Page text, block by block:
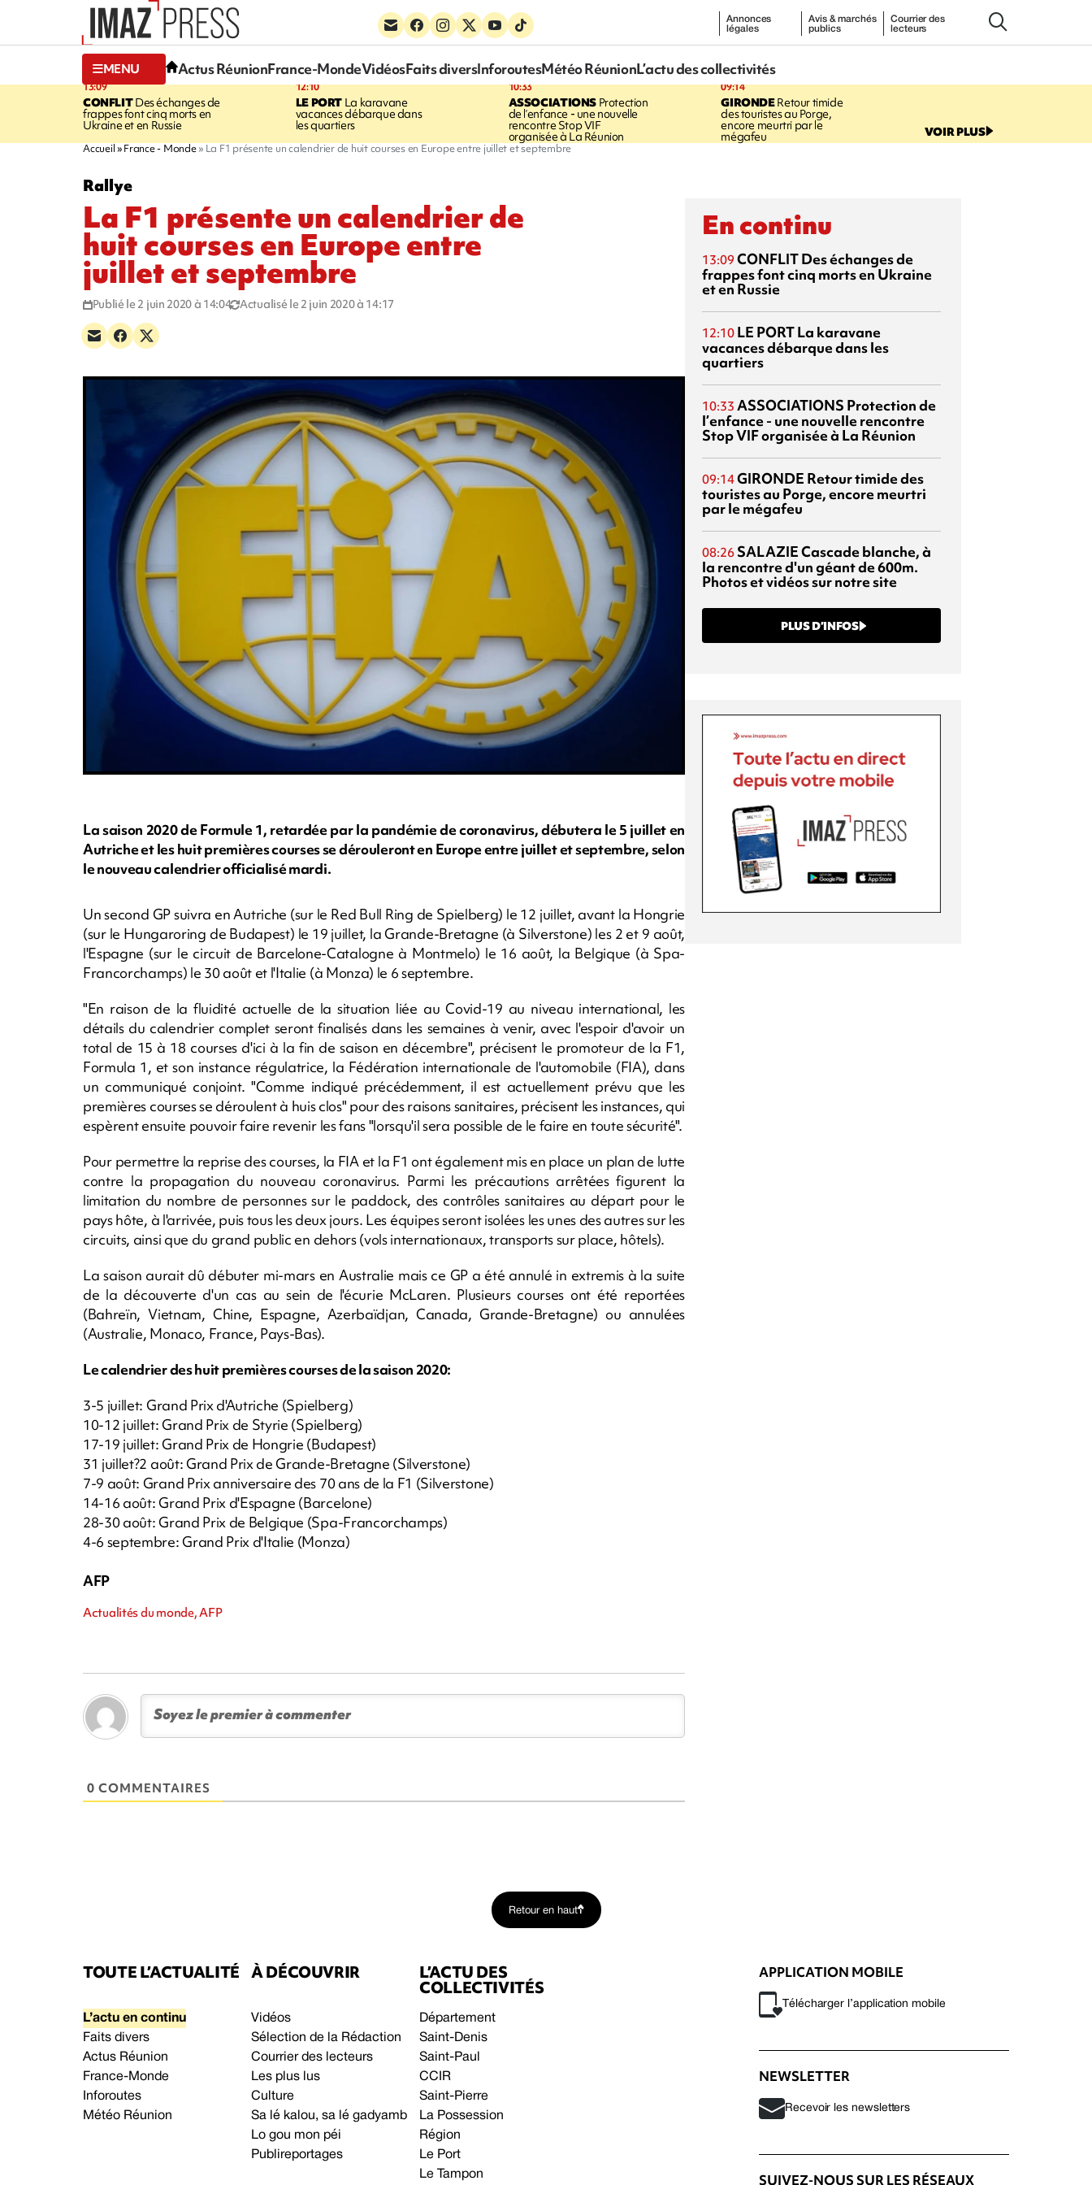
Annonces
légales
Avis & marchés
publics
Courrier des
lecteurs
MENU Actus RéunionFrance-MondeVidéosFaits diversInforoutesMétéo RéunionL’actu des collectivités
13:09
CONFLITDes échanges de
frappes font cinq morts en
Ukraine et en Russie
12:10
LE PORT La karavane
vacances débarque dans
les quartiers
10:33
ASSOCIATIONSProtection
de l’enfance - une nouvelle
rencontre Stop VIF
organisée à La Réunion
09:14
GIRONDERetour timide
des touristes au Porge,
encore meurtri par le
mégafeu VOIR PLUS
Accueil France - Monde La F1 présente un calendrier de huit courses en Europe entre juillet et septembre
Rallye
La F1 présente un calendrier de
huit courses en Europe entre
juillet et septembre
Publié le 2 juin 2020 à 14:04 Actualisé le 2 juin 2020 à 14:17
La saison 2020 de Formule 1, retardée par la pandémie de coronavirus, débutera le 5 juillet en
Autriche et les huit premières courses se dérouleront en Europe entre juillet et septembre, selon
le nouveau calendrier officialisé mardi.
Un second GP suivra en Autriche (sur le Red Bull Ring de Spielberg) le 12 juillet, avant la Hongrie
(sur le Hungaroring de Budapest) le 19 juillet, la Grande-Bretagne (à Silverstone) les 2 et 9 août,
l'Espagne (sur le circuit de Barcelone-Catalogne à Montmelo) le 16 août, la Belgique (à Spa-
Francorchamps) le 30 août et l'Italie (à Monza) le 6 septembre.
"En raison de la fluidité actuelle de la situation liée au Covid-19 au niveau international, les
détails du calendrier complet seront finalisés dans les semaines à venir, avec l'espoir d'avoir un
total de 15 à 18 courses d'ici à la fin de saison en décembre", précisent le promoteur de la F1,
Formula 1, et son instance régulatrice, la Fédération internationale de l'automobile (FIA), dans
un communiqué conjoint. "Comme indiqué précédemment, il est actuellement prévu que les
premières courses se déroulent à huis clos" pour des raisons sanitaires, précisent les instances, qui
espèrent ensuite pouvoir faire revenir les fans "lorsqu'il sera possible de le faire en toute sécurité".
Pour permettre la reprise des courses, la FIA et la F1 ont également mis en place un plan de lutte
contre la propagation du nouveau coronavirus. Parmi les précautions arrêtées figurent la
limitation du nombre de personnes sur le paddock, des contrôles sanitaires au départ pour le
pays hôte, à l'arrivée, puis tous les deux jours. Les équipes seront isolées les unes des autres sur les
circuits, ainsi que du grand public en dehors (vols internationaux, transports sur place, hôtels).
La saison aurait dû débuter mi-mars en Australie mais ce GP a été annulé in extremis à la suite
de la découverte d'un cas au sein de l'écurie McLaren. Plusieurs courses ont été reportées
(Bahreïn, Vietnam, Chine, Espagne, Azerbaïdjan, Canada, Grande-Bretagne) ou annulées
(Australie, Monaco, France, Pays-Bas).
Le calendrier des huit premières courses de la saison 2020:
3-5 juillet: Grand Prix d'Autriche (Spielberg)
10-12 juillet: Grand Prix de Styrie (Spielberg)
17-19 juillet: Grand Prix de Hongrie (Budapest)
31 juillet?2 août: Grand Prix de Grande-Bretagne (Silverstone)
7-9 août: Grand Prix anniversaire des 70 ans de la F1 (Silverstone)
14-16 août: Grand Prix d'Espagne (Barcelone)
28-30 août: Grand Prix de Belgique (Spa-Francorchamps)
4-6 septembre: Grand Prix d'Italie (Monza)
AFP
Actualités du monde, AFP
0 COMMENTAIRES
En continu
13:09 CONFLITDes échanges de
frappes font cinq morts en Ukraine
et en Russie
12:10 LE PORTLa karavane
vacances débarque dans les
quartiers
10:33 ASSOCIATIONS Protection de
l’enfance - une nouvelle rencontre
Stop VIF organisée à La Réunion
09:14GIRONDE Retour timide des
touristes au Porge, encore meurtri
par le mégafeu
08:26 SALAZIECascade blanche, à
la rencontre d'un géant de 600m.
Photos et vidéos sur notre site
PLUS D’INFOS
Retour en haut
TOUTE L’ACTUALITÉ
L’actu en continu
Faits divers
Actus Réunion
France-Monde
Inforoutes
Météo Réunion
À DÉCOUVRIR
Vidéos
Sélection de la Rédaction
Courrier des lecteurs
Les plus lus
Culture
Sa lé kalou, sa lé gadyamb
Lo gou mon péi
Publireportages
L’ACTU DES
COLLECTIVITÉS
Département
Saint-Denis
Saint-Paul
CCIR
Saint-Pierre
La Possession
Région
Le Port
Le Tampon
APPLICATION MOBILE
Télécharger l’application mobile
NEWSLETTER
Recevoir les newsletters
SUIVEZ-NOUS SUR LES RÉSEAUX